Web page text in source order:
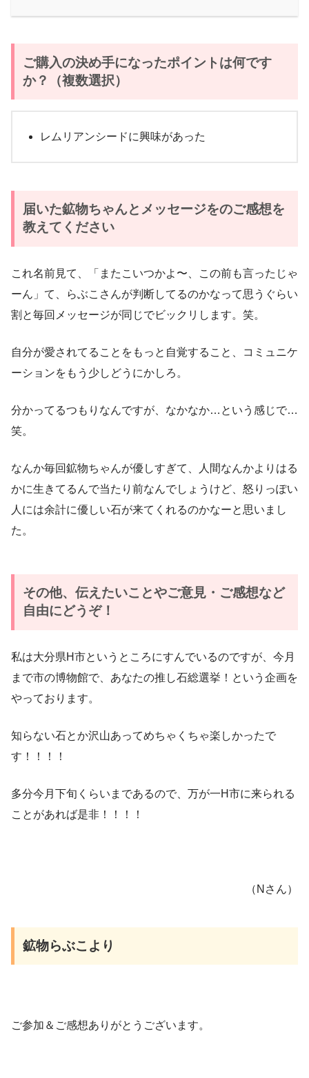
ご購入の決め手になったポイントは何です
か？
（複数選択）
レムリアンシードに興味があった
届いた鉱物ちゃんとメッセージをのご感想を
教えてください
これ名前見て、「またこいつかよ〜、この前も言ったじゃ
ーん」て、らぶこさんが判断してるのかなって思うぐらい
割と毎回メッセージが同じでビックリします。笑。
自分が愛されてることをもっと自覚すること、コミュニケ
ーションをもう少しどうにかしろ。
分かってるつもりなんですが、なかなか…という感じで…
笑。
なんか毎回鉱物ちゃんが優しすぎて、人間なんかよりはる
かに生きてるんで当たり前なんでしょうけど、怒りっぽい
人には余計に優しい石が来てくれるのかなーと思いまし
た。
その他、伝えたいことやご意見・ご感想など
自由にどうぞ！
私は大分県H市というところにすんでいるのですが、今月
まで市の博物館で、あなたの推し石総選挙！という企画を
やっております。
知らない石とか沢山あってめちゃくちゃ楽しかったで
す！！！！
多分今月下旬くらいまであるので、万が一H市に来られる
ことがあれば是非！！！！
（Nさん）
鉱物らぶこより
ご参加＆ご感想ありがとうございます。